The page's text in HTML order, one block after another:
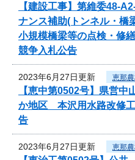
【建設工事】第維委48-
ナンス補助(トンネル・橋
小規模橋梁等の点検・修
競争入札公告
2023年6月27日更新 恵那
【恵中第0502号】県営
か地区 本沢用水路改修
告
2023年6月27日更新 恵那